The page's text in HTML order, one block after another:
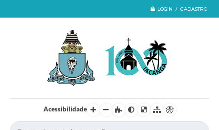
LOGIN / CADASTRO
Acessibilidade